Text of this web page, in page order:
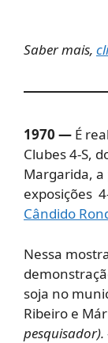
Saber mais,
1970 — É
Clubes 4-S,
Margarida,
exposições
Cândido
Nessa
soja no
Ribeiro e
pesquisador).